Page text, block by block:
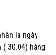
là ngày
30.04) hàng